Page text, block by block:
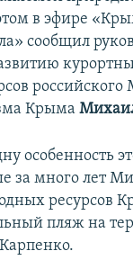
в эфире
сообщил
российского
Крыма
особенность
за много лет
ресурсов
пляж на